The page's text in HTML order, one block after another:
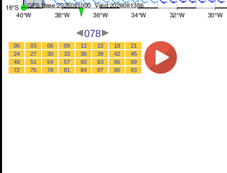
078
00 03 06 09 12 15 18
21
24
27 30 33 36 39 42
45
48
51 54 57 60 63 66
69
72
75 78 81 84 87 90 93